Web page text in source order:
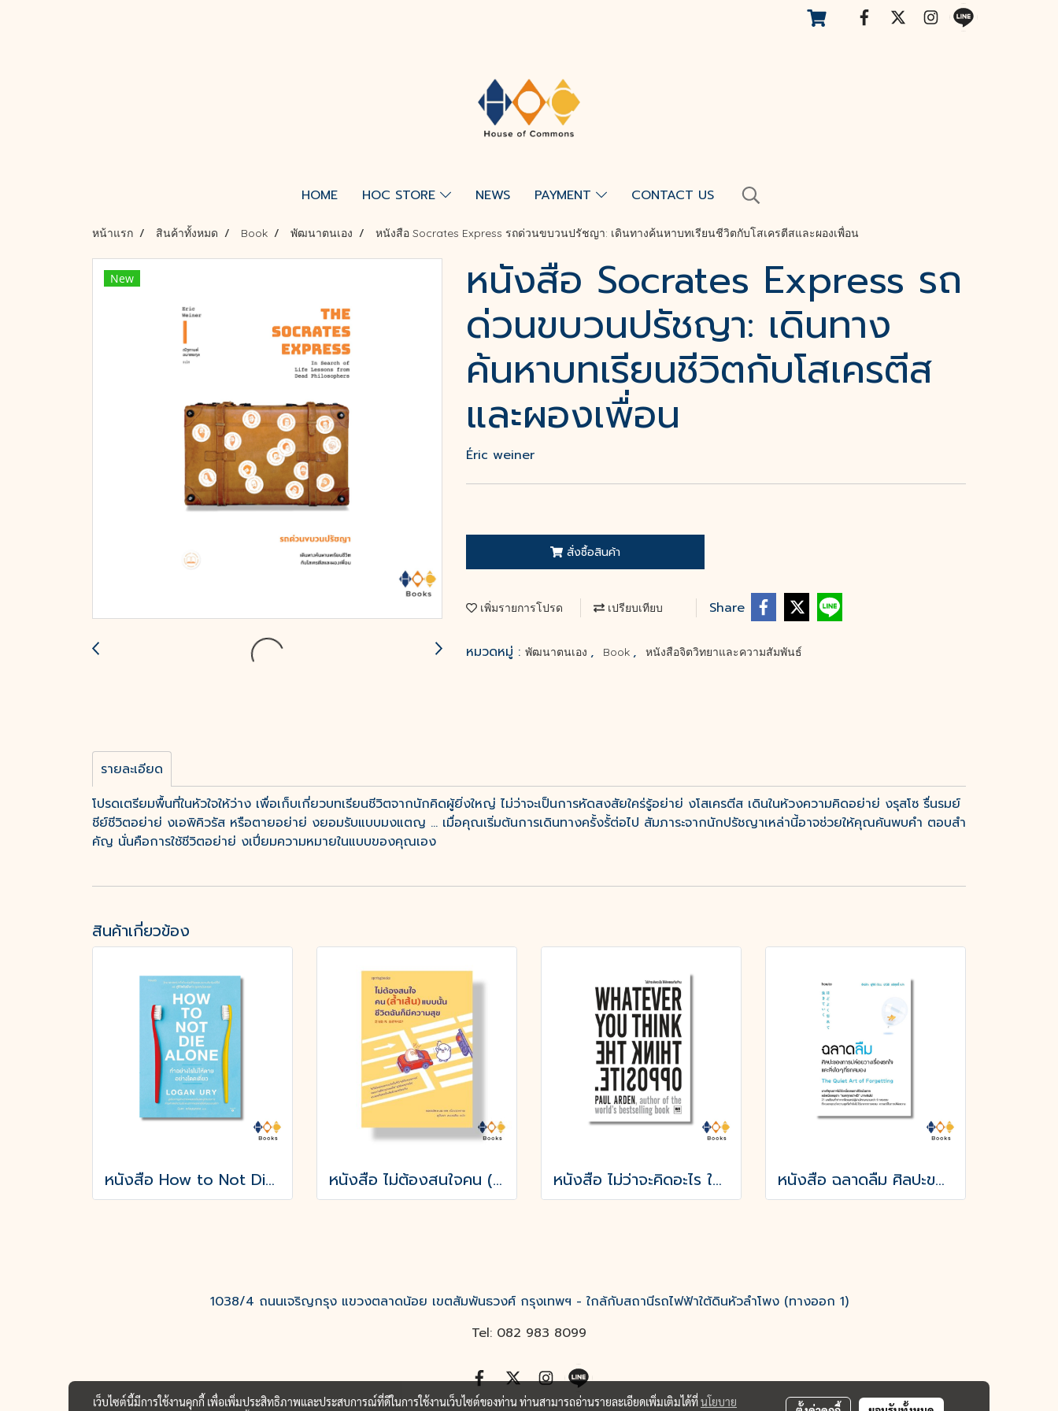
HOME HOC STORE NEWS PAYMENT CONTACT US
หน้าแรก สินค้าทั้งหมด Book พัฒนาตนเอง หนังสือ Socrates Express รถด่วนขบวนปรัชญา: เดินทางค้นหาบทเรียนชีวิตกับโสเครตีสและผองเพื่อน
New หนังสือ Socrates Express รถ
ด่วนขบวนปรัชญา: เดินทาง
ค้นหาบทเรียนชีวิตกับโสเครตีส
และผองเพื่อน
Éric weiner
สั่งซื้อสินค้า
เพิ่มรายการโปรด เปรียบเทียบ Share
หมวดหมู่ : พัฒนาตนเอง , Book , หนังสือจิตวิทยาและความสัมพันธ์
รายละเอียด
โปรดเตรียมพื้นที่ในหัวใจให้ว่าง เพื่อเก็บเกี่ยวบทเรียนชีวิตจากนักคิดผู้ยิ่งใหญ่ ไม่ว่าจะเป็นการหัดสงสัยใคร่รู้อย่าย่ งโสเครตีส เดินในห้วงความคิดอย่าย่ งรุสโซ รื่นรมย์
ชีย์ชีวิตอย่าย่ งเอพิคิวรัส หรือตายอย่าย่ งยอมรับแบบมงแตญ ... เมื่อคุณเริ่มต้นการเดินทางครั้งรั้ต่อไป สัมภาระจากนักปรัชญาเหล่านี้อาจช่วยให้คุณค้นพบคํา ตอบสํา
คัญ นั่นคือการใช้ชีวิตอย่าย่ งเปี่ยมความหมายในแบบของคุณเอง
สินค้าเกี่ยวข้อง
หนังสือ How to Not Die Alone ทำอย่างไรไม่ให้ตายอย่างโดดเดี่ยว หนังสือ ไม่ต้องสนใจคน (ล้ำเส้น) แบบนั้นชีวิตฉันก็มีความสุข หนังสือ ไม่ว่าจะคิดอะไร ให้คิดตรงกันข้าม Whatever You Think, Think the Opposite หนังสือ ฉลาดลืม ศิลปะของการปล่อยวางเรื่องรกใจและสิ่งใดๆที่รกสมอง
1038/4 ถนนเจริญกรุง แขวงตลาดน้อย เขตสัมพันธวงศ์ กรุงเทพฯ - ใกล้กับสถานีรถไฟฟ้าใต้ดินหัวลำโพง (ทางออก 1)
Tel: 082 983 8099
เว็บไซต์นี้มีการใช้งานคุกกี้ เพื่อเพิ่มประสิทธิภาพและประสบการณ์ที่ดีในการใช้งานเว็บไซต์ของท่าน ท่านสามารถอ่านรายละเอียดเพิ่มเติมได้ที่นโยบาย